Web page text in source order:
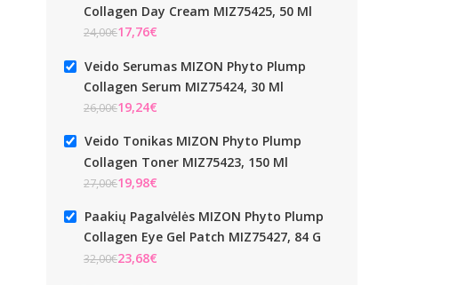
Paakių Pagalvėlės MIZON Phyto
Plump Collagen Eye Gel Patch
MIZ75427, 84 G
Mizon
23,68€
Collagen Day Cream MIZ75425, 50 Ml
€ €
Veido Serumas MIZON Phyto Plump
Collagen Serum MIZ75424, 30 Ml
€ €
Veido Tonikas MIZON Phyto Plump
Collagen Toner MIZ75423, 150 Ml
€ €
Paakių Pagalvėlės MIZON Phyto Plump
Collagen Eye Gel Patch MIZ75427, 84 G
€ €